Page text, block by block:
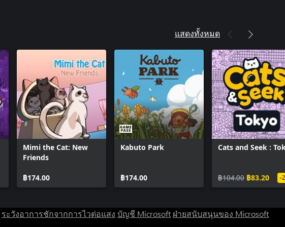
แสดงทั้งหมด
Mimi the Cat: New
Friends
฿174.00
Kabuto Park
฿174.00
Cats and Seek :
฿104.00 ฿83.20 -
ระวังอาการชักจากการไวต่อแสง บัญชี Microsoft ฝ่ายสนับสนุนของ Microsoft